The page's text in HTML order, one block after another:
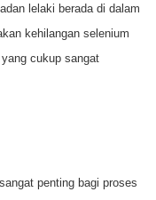
lelaki berada di dalam
kehilangan selenium
cukup sangat
penting bagi proses